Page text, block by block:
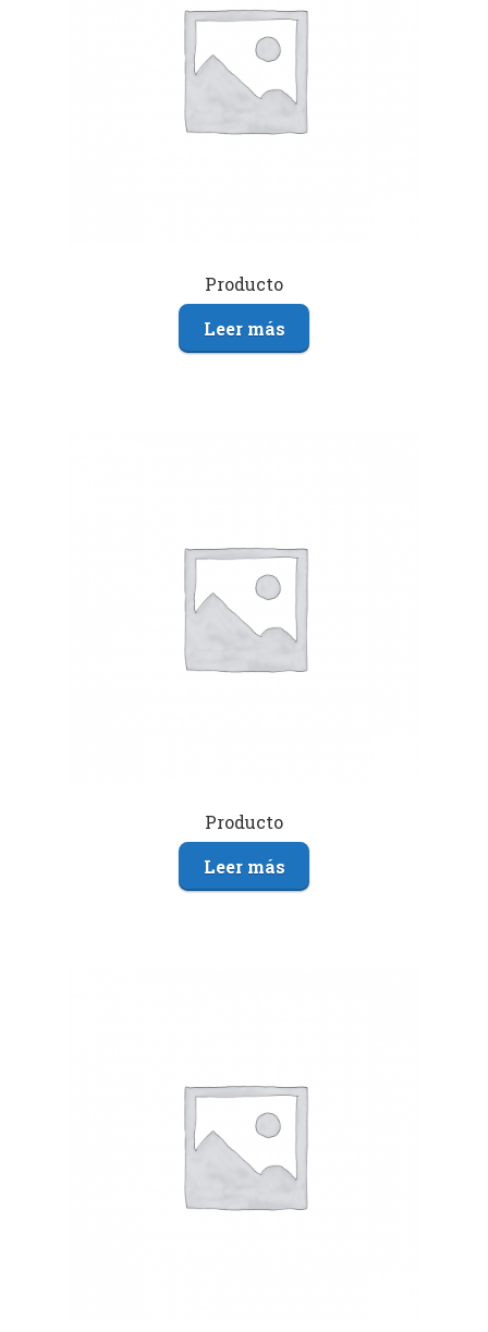
Producto
Leer más
Producto
Leer más